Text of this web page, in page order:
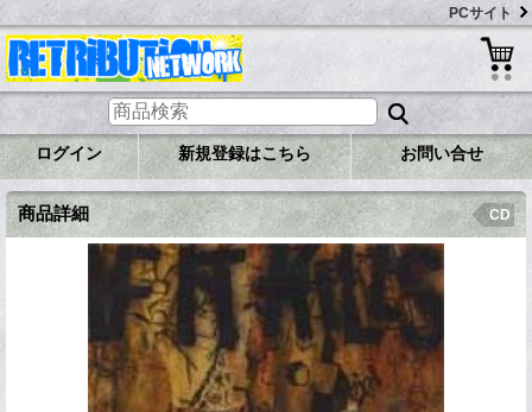
PCサイト
ログイン 新規登録はこちら お問い合せ
商品詳細 CD